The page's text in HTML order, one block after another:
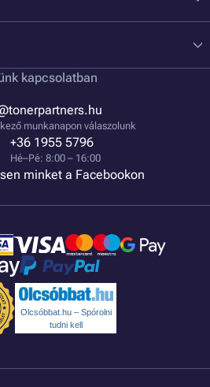
kapcsolatban
munkanapon válaszolunk
+36 1955 5796
Hé–Pé: 8:00 – 16:00
minket a Facebookon
Olcsóbbat.hu – Spórolni
tudni kell